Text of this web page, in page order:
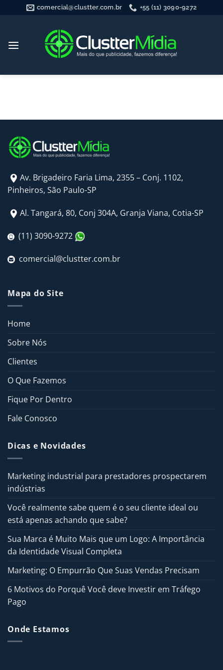
comercial@clustter.com.br +55 (11) 3090-9272
Av. Brigadeiro Faria Lima, 2355 – Conj. 1102,
Pinheiros, São Paulo-SP
Al. Tangará, 80, Conj 304A, Granja Viana, Cotia-SP
(11) 3090-9272
comercial@clustter.com.br
Mapa do Site
Home
Sobre Nós
Clientes
O Que Fazemos
Fique Por Dentro
Fale Conosco
Dicas e Novidades
Marketing industrial para prestadores prospectarem
indústrias
Você realmente sabe quem é o seu cliente ideal ou
está apenas achando que sabe?
Sua Marca é Muito Mais que um Logo: A Importância
da Identidade Visual Completa
Marketing: O Empurrão Que Suas Vendas Precisam
6 Motivos do Porquê Você deve Investir em Tráfego
Pago
Onde Estamos